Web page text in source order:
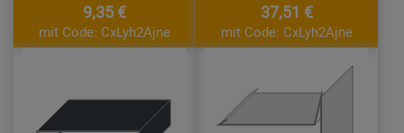
9,35 €
mit Code: CxLyh2Ajne
37,51 €
mit Code: CxLyh2Ajne